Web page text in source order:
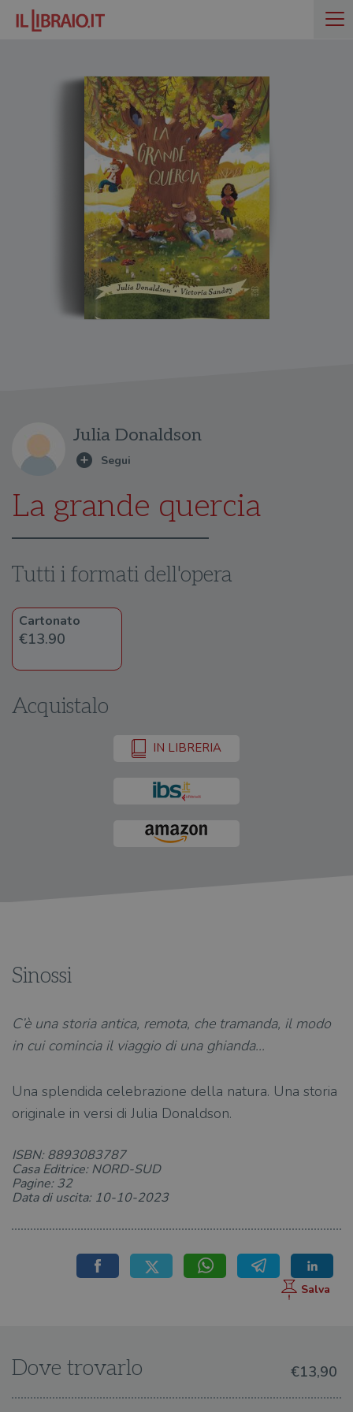
Julia Donaldson
La grande quercia
Tutti i formati dell'opera
Cartonato
€13.90
Acquistalo
IN LIBRERIA
Sinossi
C’è una storia antica, remota, che tramanda, il modo
in cui comincia il viaggio di una ghianda...
Una splendida celebrazione della natura. Una storia
originale in versi di Julia Donaldson.
ISBN: 8893083787
Casa Editrice: NORD-SUD
Pagine: 32
Data di uscita: 10-10-2023
Dove trovarlo €13,90